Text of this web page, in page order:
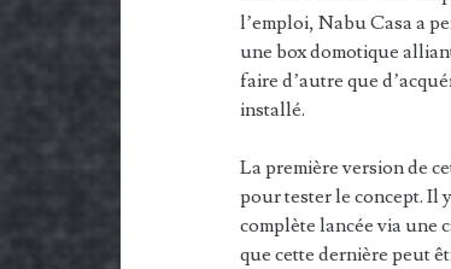
l’emploi, Nabu Casa a
une box domotique
faire d’autre que
installé.
La première version de
pour tester le concept. Il
complète lancée via une
que cette dernière peut